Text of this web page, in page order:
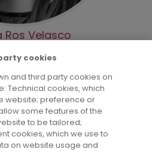
Ros Velasco
Moliner, en el área de
(2022)
de la Comunidad de Madrid
de menos de
años (2020)
,Psicología, Sociología
cookies
and third party cookies on
Technical cookies, which
website; preference or
some features of the
to be tailored;
cookies, which we use to
on website usage and